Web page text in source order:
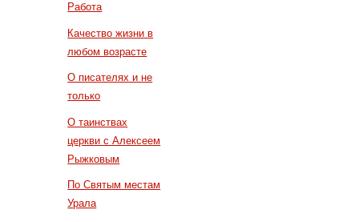
Работа
Качество жизни в
любом возрасте
О писателях и не
только
О таинствах
церкви с Алексеем
Рыжковым
По Святым местам
Урала